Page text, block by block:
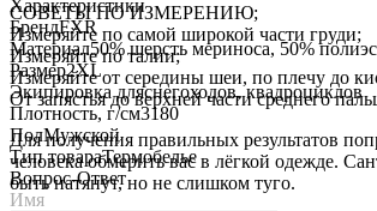
СОВЕТЫ ПО ИЗМЕРЕНИЮ;
Измеряйте по самой широкой части груди;
Измеряйте по талии;
Измеряйте от середины шеи, по плечу до
От запястья до верхней части среднего
Для получения правильных результатов
человека обмерить вас в лёгкой одежде.
быть натянут, но не слишком туго.
Характеристики
БрендFXR
Материал50% шерсть мериноса, 50%
Размер2XL
Экипировка дляснегоходов, квадроциклов
Плотность, г/см3180
ПолМужской
Тип товараТермобелье
Вопрос-Ответ
Имя